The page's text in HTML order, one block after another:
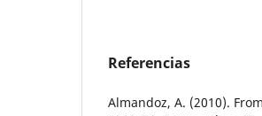
Referencias
Almandoz, A. (2010).